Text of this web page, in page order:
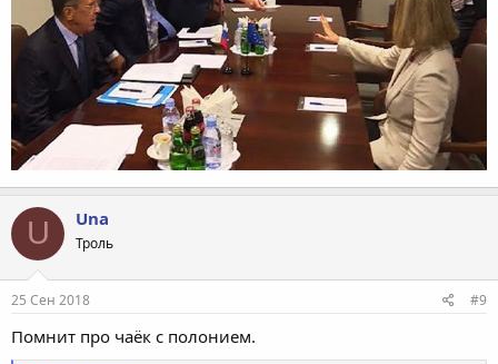
U Una
Троль
25 Сен 2018 #9
Помнит про чаёк с полонием.